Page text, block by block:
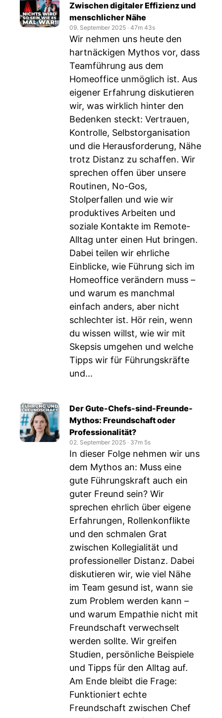
Zwischen digitaler Effizienz und
menschlicher Nähe
09. September 2025 ‧ 47m 43s
Wir nehmen uns heute den
hartnäckigen Mythos vor, dass
Teamführung aus dem
Homeoffice unmöglich ist. Aus
eigener Erfahrung diskutieren
wir, was wirklich hinter den
Bedenken steckt: Vertrauen,
Kontrolle, Selbstorganisation
und die Herausforderung, Nähe
trotz Distanz zu schaffen. Wir
sprechen offen über unsere
Routinen, No-Gos,
Stolperfallen und wie wir
produktives Arbeiten und
soziale Kontakte im Remote-
Alltag unter einen Hut bringen.
Dabei teilen wir ehrliche
Einblicke, wie Führung sich im
Homeoffice verändern muss –
und warum es manchmal
einfach anders, aber nicht
schlechter ist. Hör rein, wenn
du wissen willst, wie wir mit
Skepsis umgehen und welche
Tipps wir für Führungskräfte
und...
Der Gute-Chefs-sind-Freunde-
Mythos: Freundschaft oder
Professionalität?
02. September 2025 ‧ 37m 5s
In dieser Folge nehmen wir uns
dem Mythos an: Muss eine
gute Führungskraft auch ein
guter Freund sein? Wir
sprechen ehrlich über eigene
Erfahrungen, Rollenkonflikte
und den schmalen Grat
zwischen Kollegialität und
professioneller Distanz. Dabei
diskutieren wir, wie viel Nähe
im Team gesund ist, wann sie
zum Problem werden kann –
und warum Empathie nicht mit
Freundschaft verwechselt
werden sollte. Wir greifen
Studien, persönliche Beispiele
und Tipps für den Alltag auf.
Am Ende bleibt die Frage:
Funktioniert echte
Freundschaft zwischen Chef